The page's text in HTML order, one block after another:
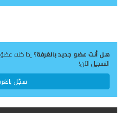
هل أنت عضو جديد بالغرفة؟إذا كنت
التسجيل الآن!
سجّل